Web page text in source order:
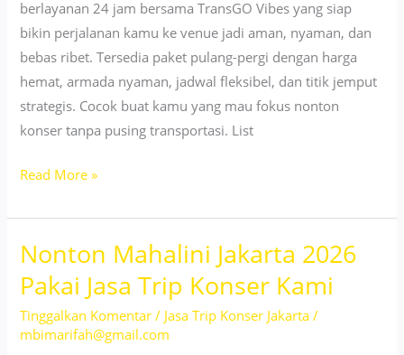
berlayanan 24 jam bersama TransGO Vibes yang siap
bikin perjalanan kamu ke venue jadi aman, nyaman, dan
bebas ribet. Tersedia paket pulang-pergi dengan harga
hemat, armada nyaman, jadwal fleksibel, dan titik jemput
strategis. Cocok buat kamu yang mau fokus nonton
konser tanpa pusing transportasi. List
Jasa
Konser
Jakarta
2026:
Trip
ke
One
Read More »
Nonton Mahalini Jakarta 2026
Pakai Jasa Trip Konser Kami
Tinggalkan Komentar / Jasa Trip Konser Jakarta /
mbimarifah@gmail.com